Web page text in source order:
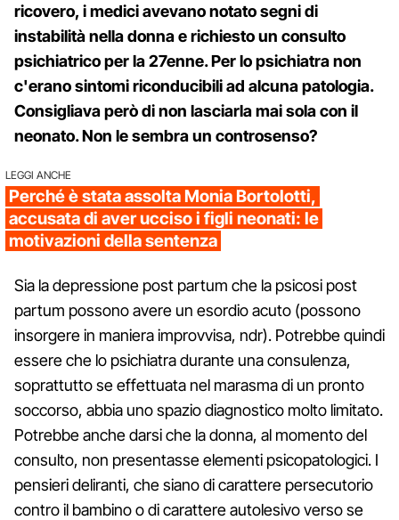
ricovero, i medici avevano notato segni di
instabilità nella donna e richiesto un consulto
psichiatrico per la 27enne. Per lo psichiatra non
c'erano sintomi riconducibili ad alcuna patologia.
Consigliava però di non lasciarla mai sola con il
neonato. Non le sembra un controsenso?
LEGGI ANCHE
Perché è stata assolta Monia Bortolotti,
accusata di aver ucciso i figli neonati: le
motivazioni della sentenza
Sia la depressione post partum che la psicosi post
partum possono avere un esordio acuto (possono
insorgere in maniera improvvisa, ndr). Potrebbe quindi
essere che lo psichiatra durante una consulenza,
soprattutto se effettuata nel marasma di un pronto
soccorso, abbia uno spazio diagnostico molto limitato.
Potrebbe anche darsi che la donna, al momento del
consulto, non presentasse elementi psicopatologici. I
pensieri deliranti, che siano di carattere persecutorio
contro il bambino o di carattere autolesivo verso se